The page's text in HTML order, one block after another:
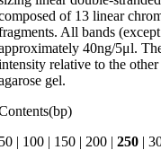
of 13 linear
All bands
40ng/5μl.
relative to the
gel.
| 100 | 150 | 200 | 250 |